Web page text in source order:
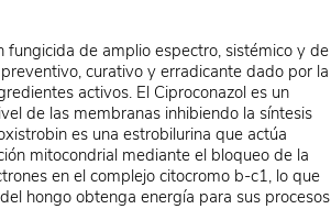
fungicida de amplio espectro, sistémico y de
curativo y erradicante dado por la
activos. El Ciproconazol es un
de las membranas inhibiendo la síntesis
es una estrobilurina que actúa
mitocondrial mediante el bloqueo de la
en el complejo citocromo b-c1, lo que
hongo obtenga energía para sus procesos